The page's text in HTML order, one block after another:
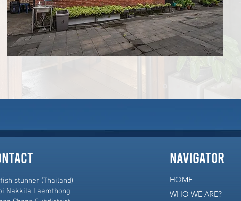
stunner (Thailand)
Nakkila Laemthong
navigator
HOME
WHO WE ARE?